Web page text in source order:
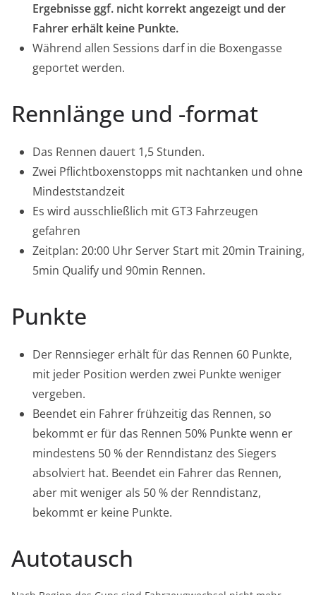
Ergebnisse ggf. nicht korrekt angezeigt und der
Fahrer erhält keine Punkte.
Während allen Sessions darf in die Boxengasse
geportet werden.
Rennlänge und -format
Das Rennen dauert 1,5 Stunden.
Zwei Pflichtboxenstopps mit nachtanken und ohne
Mindeststandzeit
Es wird ausschließlich mit GT3 Fahrzeugen
gefahren
Zeitplan: 20:00 Uhr Server Start mit 20min Training,
5min Qualify und 90min Rennen.
Punkte
Der Rennsieger erhält für das Rennen 60 Punkte,
mit jeder Position werden zwei Punkte weniger
vergeben.
Beendet ein Fahrer frühzeitig das Rennen, so
bekommt er für das Rennen 50% Punkte wenn er
mindestens 50 % der Renndistanz des Siegers
absolviert hat. Beendet ein Fahrer das Rennen,
aber mit weniger als 50 % der Renndistanz,
bekommt er keine Punkte.
Autotausch